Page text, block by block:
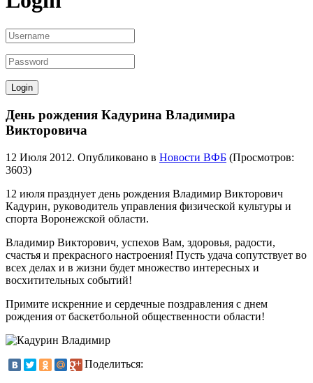
День рождения Кадурина Владимира
Викторовича
12 Июля 2012. Опубликовано в Новости ВФБ (Просмотров:
3603)
12 июля празднует день рождения Владимир Викторович
Кадурин, руководитель управления физической культуры и
спорта Воронежской области.
Владимир Викторович, успехов Вам, здоровья, радости,
счастья и прекрасного настроения! Пусть удача сопутствует во
всех делах и в жизни будет множество интересных и
восхитительных событий!
Примите искренние и сердечные поздравления с днем
рождения от баскетбольной общественности области!
Поделиться: